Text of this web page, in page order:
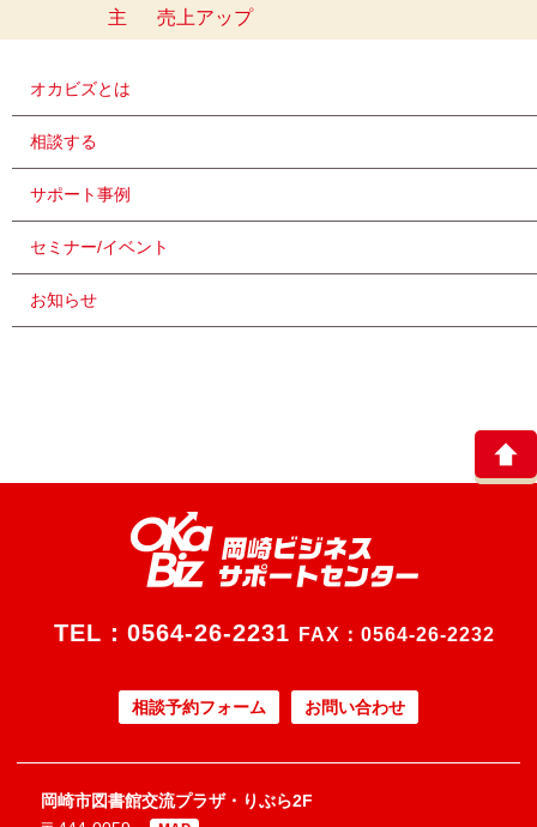
主
売上アップ
オカビズとは
相談する
サポート事例
セミナー/イベント
お知らせ
TEL： 0564-26-2231 FAX：0564-26-2232
相談予約フォーム お問い合わせ
岡崎市図書館交流プラザ・りぶら2F